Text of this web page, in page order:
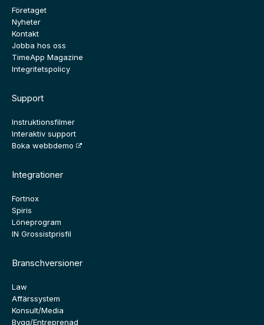
Företaget
Nyheter
Kontakt
Jobba hos oss
TimeApp Magazine
Integritetspolicy
Support
Instruktionsfilmer
Interaktiv support
Boka webbdemo
Integrationer
Fortnox
Spiris
Löneprogram
IN Grossistprisfil
Branschversioner
Law
Affärssystem
Konsult/Media
Bygg/Entreprenad